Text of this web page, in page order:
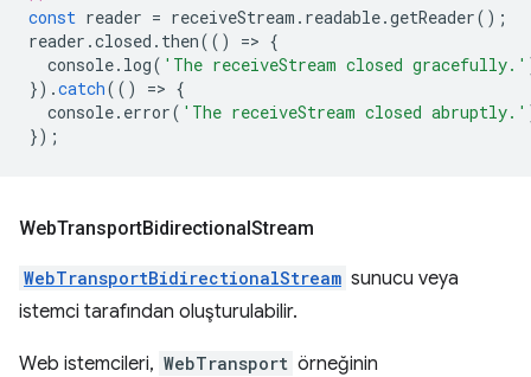
const reader = receiveStream . readable.getReader();
reader .closed . then(() => {
console. log( 'The receiveStream closed gracefully.'
}).catch(() => {
console. error( 'The receiveStream closed abruptly.'
});
WebTransportBidirectionalStream
WebTransportBidirectionalStream sunucu veya
istemci tarafından oluşturulabilir.
Web istemcileri, WebTransport örneğinin